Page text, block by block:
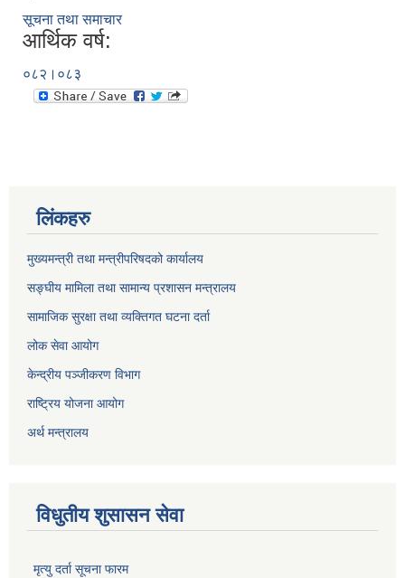
सूचना तथा समाचार
आर्थिक वर्ष:
०८२।०८३
लिंकहरु
मुख्यमन्त्री तथा मन्त्रीपरिषदको कार्यालय
सङ्घीय मामिला तथा सामान्य प्रशासन मन्त्रालय
सामाजिक सुरक्षा तथा व्यक्तिगत घटना दर्ता
लोक सेवा आयोग
केन्द्रीय पञ्जीकरण विभाग
राष्ट्रिय योजना आयोग
अर्थ मन्त्रालय
विधुतीय शुसासन सेवा
मृत्यु दर्ता सूचना फारम